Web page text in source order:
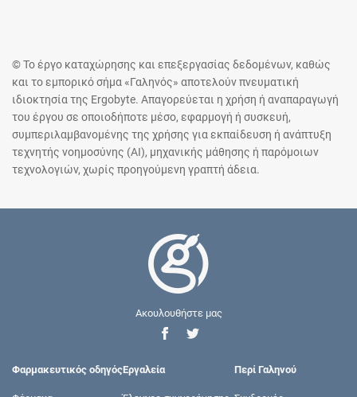
© Το έργο καταχώρησης και επεξεργασίας δεδομένων, καθώς
και το εμπορικό σήμα «Γαληνός» αποτελούν πνευματική
ιδιοκτησία της Ergobyte. Απαγορεύεται η χρήση ή αναπαραγωγή
του έργου σε οποιοδήποτε μέσο, εφαρμογή ή συσκευή,
συμπεριλαμβανομένης της χρήσης για εκπαίδευση ή ανάπτυξη
τεχνητής νοημοσύνης (AI), μηχανικής μάθησης ή παρόμοιων
τεχνολογιών, χωρίς προηγούμενη γραπτή άδεια.
Ακουλουθήστε μας
Φαρμακευτικός οδηγόςΕργαλεία Περί Γαληνού